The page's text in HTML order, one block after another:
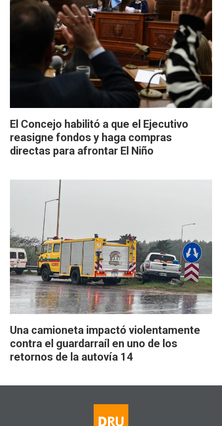
El Concejo habilitó a que el Ejecutivo
reasigne fondos y haga compras
directas para afrontar El Niño
Una camioneta impactó violentamente
contra el guardarraíl en uno de los
retornos de la autovía 14